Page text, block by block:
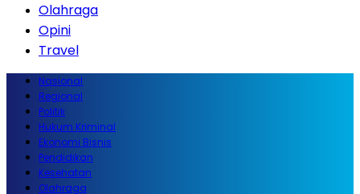
Olahraga
Opini
Travel
Nasional
Regional
Politik
Hukum Kriminal
Ekonomi Bisnis
Pendidikan
Kesehatan
Olahraga